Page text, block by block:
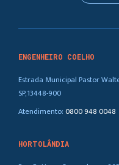
ENGENHEIRO COELHO
Estrada Municipal Pastor
SP, 13448-900
Atendimento:0800 948 0048
HORTOLÂNDIA